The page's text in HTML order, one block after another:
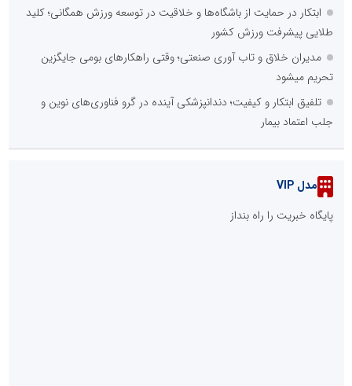
ابتکار در حمایت از باشگاه‌ها و خلاقیت در توسعه ورزش همگانی؛ کلید
طلایی پیشرفت ورزش کشور
مدیران خلاق و تاب آوری صنعتی؛ وقتی راهکارهای بومی جایگزین
تحریم میشود
تلفیق ابتکار و کیفیت؛ دندانپزشکی آینده در گرو فناوری‌های نوین و
جلب اعتماد بیمار
مدل VIP
پایگاه خبریت را راه بنداز